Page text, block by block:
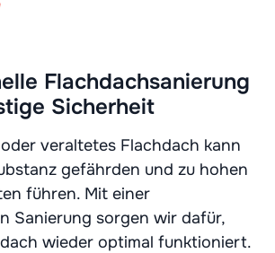
Flachdachsanierung
Sicherheit
veraltetes Flachdach kann
gefährden und zu hohen
führen. Mit einer
Sanierung sorgen wir dafür,
wieder optimal funktioniert.